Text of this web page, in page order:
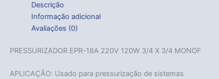
Descrição
Informação adicional
Avaliações (0)
PRESSURIZADOR EPR-18A 220V 120W 3/4 X 3/4 MONOF
APLICAÇÃO: Usado para pressurização de sistemas